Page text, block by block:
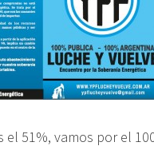
el 51%, vamos por el